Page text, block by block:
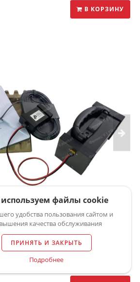
В КОРЗИНУ
для Starlink Mini
файлы cookie
удобства пользования сайтом и
качества обслуживания
ПРИНЯТЬ И ЗАКРЫТЬ
Подробнее